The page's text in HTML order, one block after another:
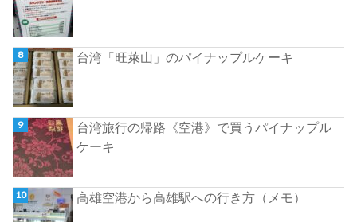
台湾「旺萊山」のパイナップルケーキ
台湾旅行の帰路《空港》で買うパイナップル
ケーキ
高雄空港から高雄駅への行き方（メモ）